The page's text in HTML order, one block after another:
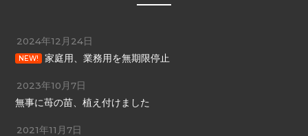
2024年12月24日
NEW! 家庭用、業務用を無期限停止
2023年10月7日
無事に苺の苗、植え付けました
2021年11月7日